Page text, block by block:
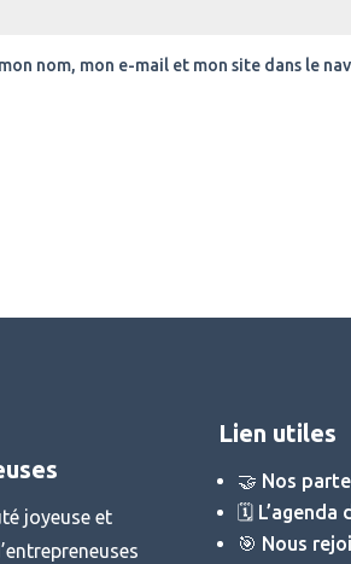
nom, mon e-mail et mon site dans le
joyeuse et
Lien utiles
🤝 Nos
🗓 L’agenda
🎯 Nous